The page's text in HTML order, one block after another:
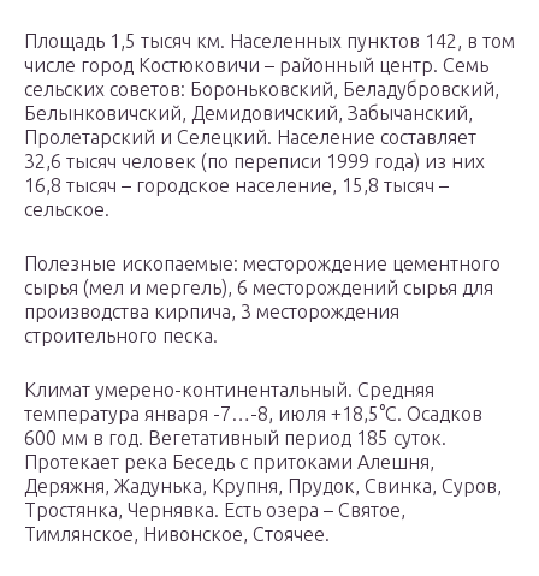
Площадь 1,5 тысяч км. Населенных пунктов 142, в том
числе город Костюковичи – районный центр. Семь
сельских советов: Бороньковский, Беладубровский,
Белынковичский, Демидовичский, Забычанский,
Пролетарский и Селецкий. Население составляет
32,6 тысяч человек (по переписи 1999 года) из них
16,8 тысяч – городское население, 15,8 тысяч –
сельское.
Полезные ископаемые: месторождение цементного
сырья (мел и мергель), 6 месторождений сырья для
производства кирпича, 3 месторождения
строительного песка.
Климат умерено-континентальный. Средняя
температура января -7…-8, июля +18,5°С. Осадков
600 мм в год. Вегетативный период 185 суток.
Протекает река Беседь с притоками Алешня,
Деряжня, Жадунька, Крупня, Прудок, Свинка, Суров,
Тростянка, Чернявка. Есть озера – Святое,
Тимлянское, Нивонское, Стоячее.